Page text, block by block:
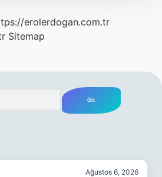
erolerdogan.com.tr
Sitemap
Ağustos 6, 2026